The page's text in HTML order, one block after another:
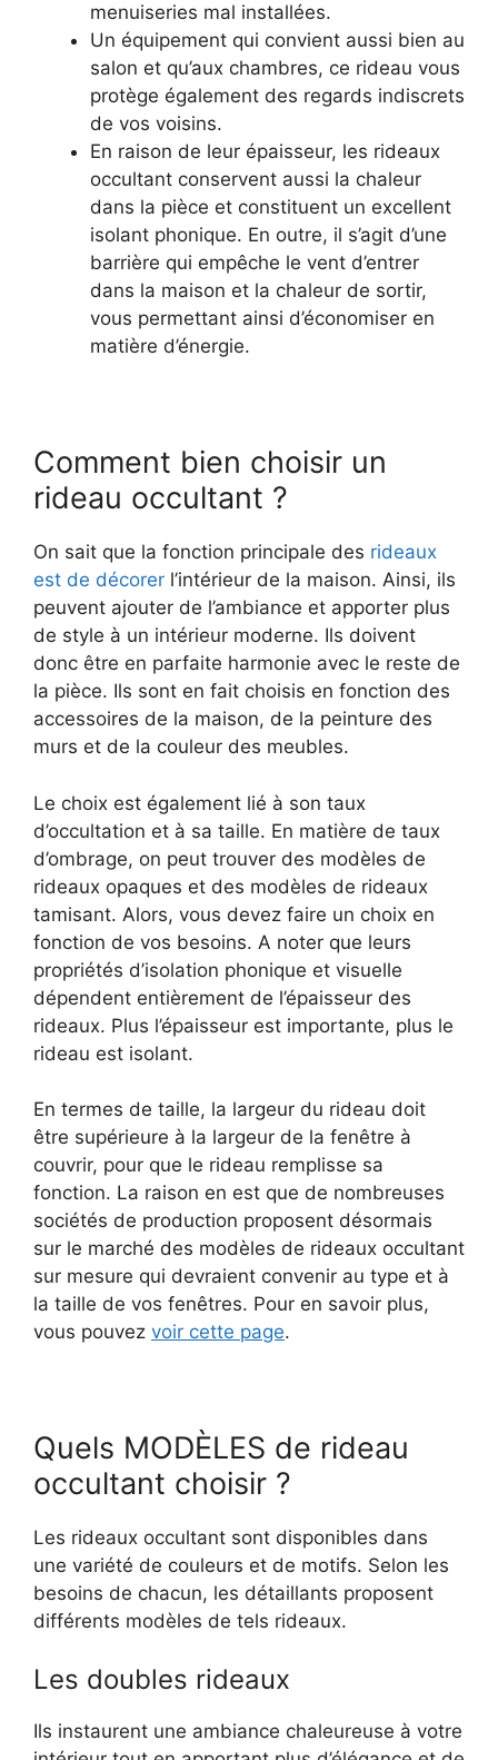
menuiseries mal installées.
Un équipement qui convient aussi bien au
salon et qu’aux chambres, ce rideau vous
protège également des regards indiscrets
de vos voisins.
En raison de leur épaisseur, les rideaux
occultant conservent aussi la chaleur
dans la pièce et constituent un excellent
isolant phonique. En outre, il s’agit d’une
barrière qui empêche le vent d’entrer
dans la maison et la chaleur de sortir,
vous permettant ainsi d’économiser en
matière d’énergie.
Comment bien choisir un
rideau occultant ?
On sait que la fonction principale des rideaux
est de décorer l’intérieur de la maison. Ainsi, ils
peuvent ajouter de l’ambiance et apporter plus
de style à un intérieur moderne. Ils doivent
donc être en parfaite harmonie avec le reste de
la pièce. Ils sont en fait choisis en fonction des
accessoires de la maison, de la peinture des
murs et de la couleur des meubles.
Le choix est également lié à son taux
d’occultation et à sa taille. En matière de taux
d’ombrage, on peut trouver des modèles de
rideaux opaques et des modèles de rideaux
tamisant. Alors, vous devez faire un choix en
fonction de vos besoins. A noter que leurs
propriétés d’isolation phonique et visuelle
dépendent entièrement de l’épaisseur des
rideaux. Plus l’épaisseur est importante, plus le
rideau est isolant.
En termes de taille, la largeur du rideau doit
être supérieure à la largeur de la fenêtre à
couvrir, pour que le rideau remplisse sa
fonction. La raison en est que de nombreuses
sociétés de production proposent désormais
sur le marché des modèles de rideaux occultant
sur mesure qui devraient convenir au type et à
la taille de vos fenêtres. Pour en savoir plus,
vous pouvez voir cette page.
Quels MODÈLES de rideau
occultant choisir ?
Les rideaux occultant sont disponibles dans
une variété de couleurs et de motifs. Selon les
besoins de chacun, les détaillants proposent
différents modèles de tels rideaux.
Les doubles rideaux
Ils instaurent une ambiance chaleureuse à votre